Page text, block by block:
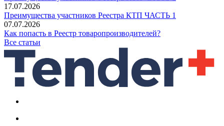
17.07.2026
Преимущества участников Реестра КТП ЧАСТЬ 1
07.07.2026
Как попасть в Реестр товаропроизводителей?
Все статьи